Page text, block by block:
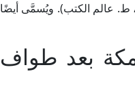
لا من الملازم؛ كما قال الإمام ابن قُدامة الحنبلي في "المغني" (5/ 336، ط. عالم الكتب). ويُسمَّى أيضًا
بعد طواف